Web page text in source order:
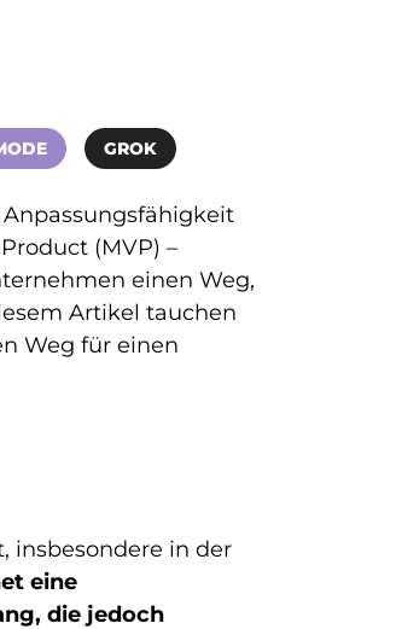
GROK
(MVP) –
einen Weg,
Artikel tauchen
Weg für einen
insbesondere in der
eine
die jedoch